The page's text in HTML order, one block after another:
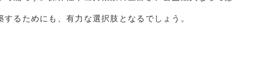
るためにも、有力な選択肢となるでしょう。